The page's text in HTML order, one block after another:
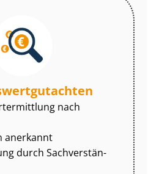
nach
anerkannt
durch Sach­ver­stän­